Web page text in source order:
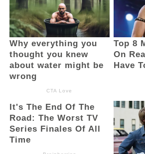
SDM khususnya bagi
Kotamobagu,” ujarnya.(And)